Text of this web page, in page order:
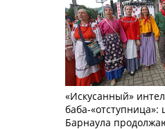
«Искусанный»
баба-«отступница»:
Барнаула